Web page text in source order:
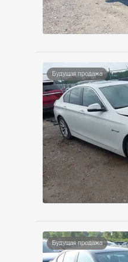
Будущая продажа
Будущая продажа